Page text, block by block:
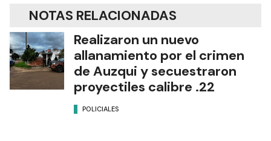
NOTAS RELACIONADAS
Realizaron un nuevo
allanamiento por el crimen
de Auzqui y secuestraron
proyectiles calibre .22
POLICIALES